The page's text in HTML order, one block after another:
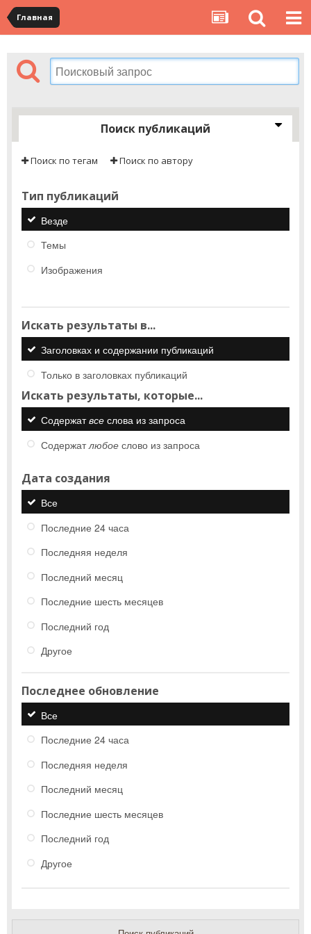
Главная
Поиск публикаций
Поиск по тегам Поиск по автору
Тип публикаций
Везде
Темы
Изображения
Искать результаты в...
Заголовках и содержании публикаций
Только в заголовках публикаций
Искать результаты, которые...
Содержатвсе слова из запроса
Содержатлюбое слово из запроса
Дата создания
Все
Последние 24 часа
Последняя неделя
Последний месяц
Последние шесть месяцев
Последний год
Другое
Последнее обновление
Все
Последние 24 часа
Последняя неделя
Последний месяц
Последние шесть месяцев
Последний год
Другое